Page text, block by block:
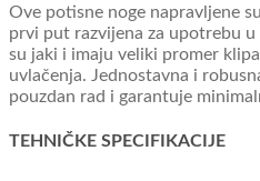
Ove potisne noge napravljene
prvi put razvijena za upotrebu
su jaki i imaju veliki promer
uvlačenja. Jednostavna i
pouzdan rad i garantuje
TEHNIČKE SPECIFIKACIJE